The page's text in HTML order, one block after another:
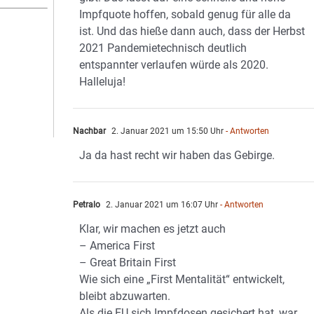
Impfquote hoffen, sobald genug für alle da
ist. Und das hieße dann auch, dass der Herbst
2021 Pandemietechnisch deutlich
entspannter verlaufen würde als 2020.
Halleluja!
Nachbar 2. Januar 2021 um 15:50 Uhr - Antworten
Ja da hast recht wir haben das Gebirge.
Petralo 2. Januar 2021 um 16:07 Uhr - Antworten
Klar, wir machen es jetzt auch
– America First
– Great Britain First
Wie sich eine „First Mentalität“ entwickelt,
bleibt abzuwarten.